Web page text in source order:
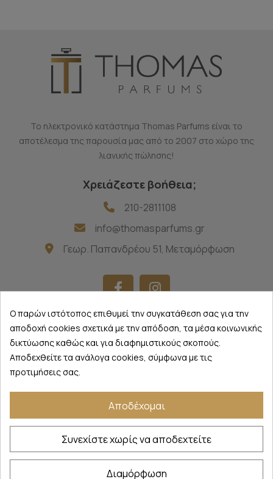
Το ηλεκτρονικό κατάστημα Thomas Parfums είναι το
αποτέλεσμα της παρουσία μας από το 2007 στο χώρο της
λιανικής πώλησης!
Χρειάζεστε βοήθεια;
210-2811108
info@thomasparfums.gr
Γεωρ. Παπανδρέου 51, Μεταμόρφωση
ΠΛΗΡΟΦΟΡΊΕΣ keyboard_arrow_down
ΠΡΟΪΌΝΤΑ
Thomas Parfums© 2026 - All Rights Reserved
Ο παρών ιστότοπος επιθυμεί την συγκατάθεση σας για την
αποδοχή cookies σχετικά με την απόδοση, τα μέσα κοινωνικής
δικτύωσης καθώς και για διαφημιστικούς σκοπούς.
Αποδεχθείτε τα ανάλογα cookies, σύμφωνα με τις
προτιμήσεις σας.
Αποδέχομαι
Συνεχίστε χωρίς να αποδεχτείτε
Διαμόρφωση